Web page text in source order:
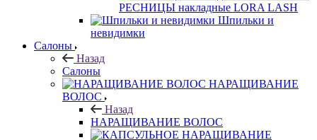
РЕСНИЦЫ накладные LORA LASH
Шпильки и
невидимки
Салоны
Назад
Салоны
НАРАЩИВАНИЕ
ВОЛОС
Назад
НАРАЩИВАНИЕ ВОЛОС